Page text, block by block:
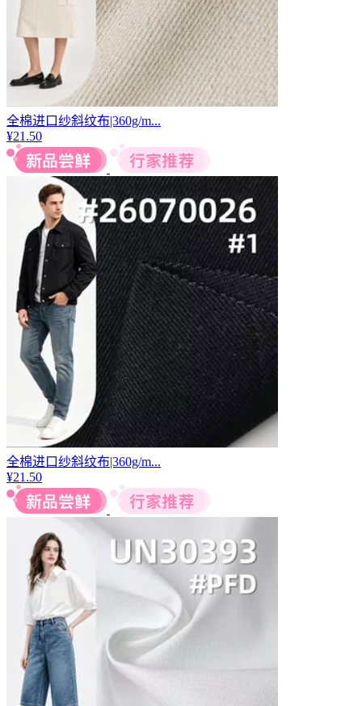
全棉进口纱斜纹布|360g/m...
¥21.50
全棉进口纱斜纹布|360g/m...
¥21.50